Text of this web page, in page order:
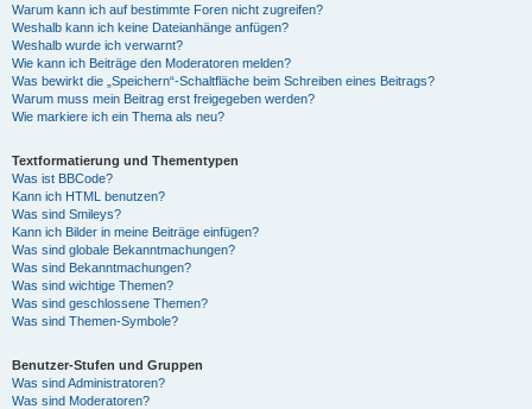
Warum kann ich auf bestimmte Foren nicht zugreifen?
Weshalb kann ich keine Dateianhänge anfügen?
Weshalb wurde ich verwarnt?
Wie kann ich Beiträge den Moderatoren melden?
Was bewirkt die „Speichern“-Schaltfläche beim Schreiben eines Beitrags?
Warum muss mein Beitrag erst freigegeben werden?
Wie markiere ich ein Thema als neu?
Textformatierung und Thementypen
Was ist BBCode?
Kann ich HTML benutzen?
Was sind Smileys?
Kann ich Bilder in meine Beiträge einfügen?
Was sind globale Bekanntmachungen?
Was sind Bekanntmachungen?
Was sind wichtige Themen?
Was sind geschlossene Themen?
Was sind Themen-Symbole?
Benutzer-Stufen und Gruppen
Was sind Administratoren?
Was sind Moderatoren?